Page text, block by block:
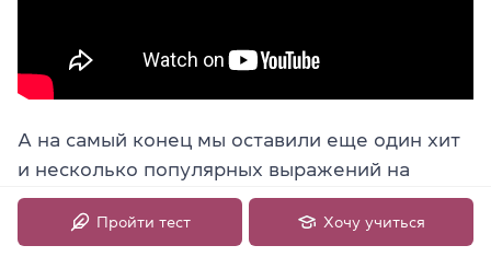
А на самый конец мы оставили еще один хит
и несколько популярных выражений на
английском из него.
Пройти тест Хочу учиться